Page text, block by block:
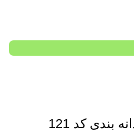
کد 121